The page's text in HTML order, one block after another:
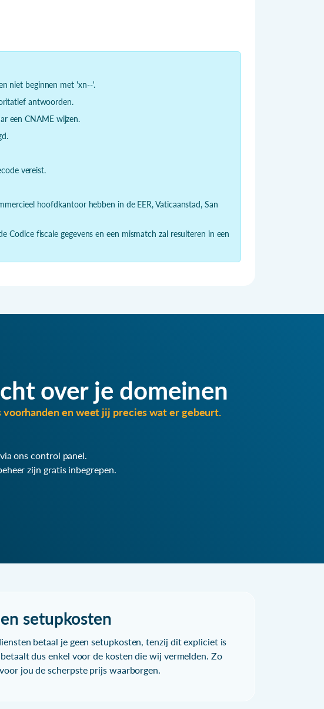
niet beginnen met 'xn--'.
antwoorden.
een CNAME wijzen.
vereist.
hoofdkantoor hebben in de EER, Vaticaanstad, San
Codice fiscale gegevens en een mismatch zal resulteren in een
over je domeinen
en weet jij precies wat er gebeurt.
ons control panel.
zijn gratis inbegrepen.
setupkosten
betaal je geen setupkosten, tenzij dit expliciet is
dus enkel voor de kosten die wij vermelden. Zo
jou de scherpste prijs waarborgen.